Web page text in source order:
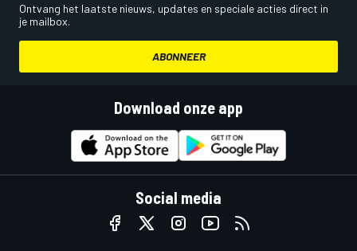
Ontvang het laatste nieuws, updates en speciale acties direct in
je mailbox.
ABONNEER
Download onze app
Social media